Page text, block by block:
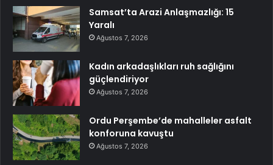
Samsat’ta Arazi Anlaşmazlığı: 15
Yaralı
Ağustos 7, 2026
Kadın arkadaşlıkları ruh sağlığını
güçlendiriyor
Ağustos 7, 2026
Ordu Perşembe’de mahalleler asfalt
konforuna kavuştu
Ağustos 7, 2026